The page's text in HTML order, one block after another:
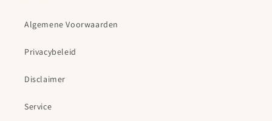
Algemene Voorwaarden
Privacybeleid
Disclaimer
Service